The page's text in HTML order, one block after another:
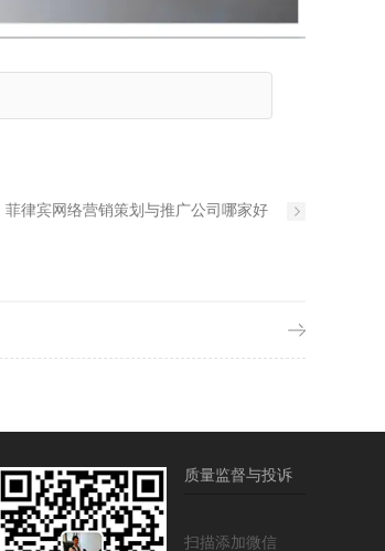
菲律宾网络营销策划与推广公司哪家好
质量监督与投诉
扫描添加微信